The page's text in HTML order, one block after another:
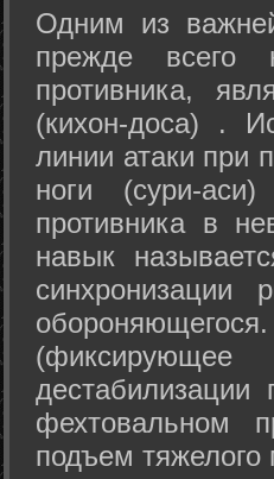
Одним из
прежде всего
противника,
(кихон-доса) .
линии атаки при
ноги (сури-
противника в
навык
фехтовальном
подъем